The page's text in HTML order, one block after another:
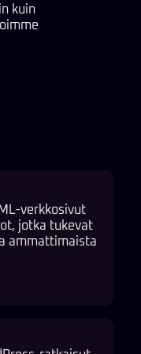
kuin
verkkosivut
jotka tukevat
ammattimaista